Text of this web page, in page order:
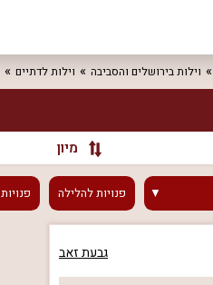
וילות בירושלים והסביבה וילות לדתיים
מיון
פנויותלהלילה פנויות
גבעת זאב